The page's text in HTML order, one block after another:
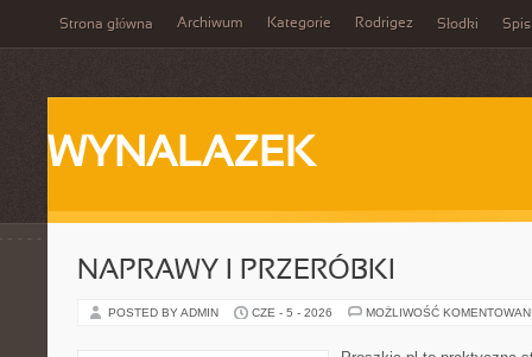
Strona główna Archiwum Kategorie Rodrigez Słodki Spis
WYNALAZEK
NAPRAWY I PRZERÓBKI
POSTED BY ADMIN CZE - 5 - 2026 MOŻLIWOŚĆ